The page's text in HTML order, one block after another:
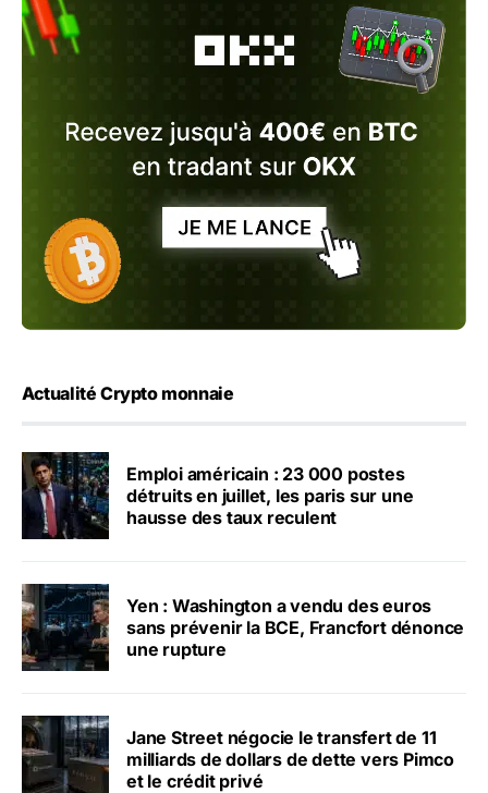
Actualité Crypto monnaie
Emploi américain : 23 000 postes
détruits en juillet, les paris sur une
hausse des taux reculent
Yen : Washington a vendu des euros
sans prévenir la BCE, Francfort dénonce
une rupture
Jane Street négocie le transfert de 11
milliards de dollars de dette vers Pimco
et le crédit privé